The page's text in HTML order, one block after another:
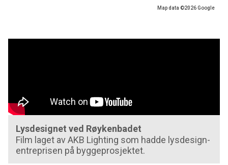
Map data ©2026 Google
Lysdesignet ved Røykenbadet
Film laget av AKB Lighting som hadde lysdesign-
entreprisen på byggeprosjektet.